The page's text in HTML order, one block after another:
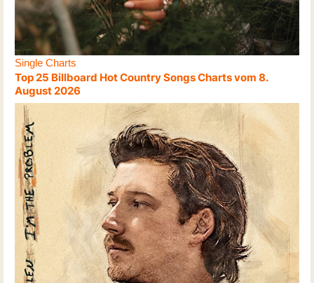
Single Charts
Top 25 Billboard Hot Country Songs Charts vom 8.
August 2026